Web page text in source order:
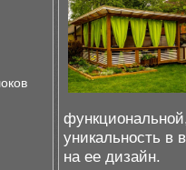
уникальность в
на ее дизайн.